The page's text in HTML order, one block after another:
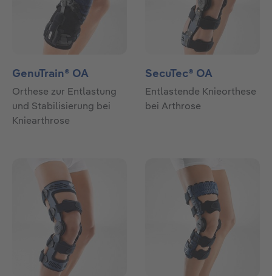
GenuTrain® OA
Orthese zur Entlastung
und Stabilisierung bei
Kniearthrose
SecuTec® OA
Entlastende Knieorthese
bei Arthrose